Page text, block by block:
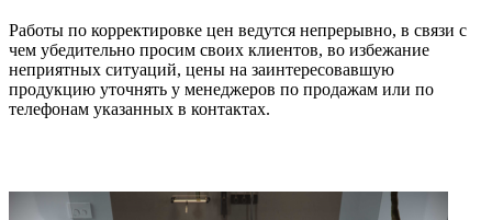
Работы по корректировке цен ведутся непрерывно, в связи с
чем убедительно просим своих клиентов, во избежание
неприятных ситуаций, цены на заинтересовавшую
продукцию уточнять у менеджеров по продажам или по
телефонам указанных в контактах.